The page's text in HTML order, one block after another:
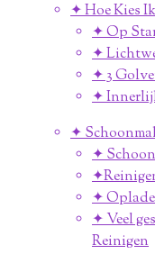
✦ Hoe Kies
✦ Op
✦
✦ 3
✦
✦
✦
✦
✦ Veel
Reinigen